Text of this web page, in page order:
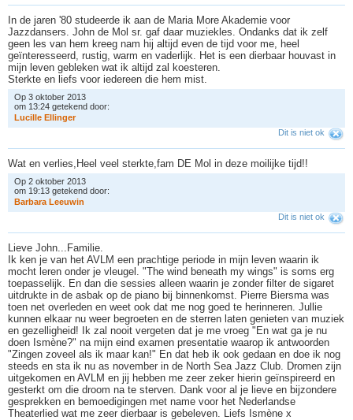
In de jaren '80 studeerde ik aan de Maria More Akademie voor
Jazzdansers. John de Mol sr. gaf daar muziekles. Ondanks dat ik zelf
geen les van hem kreeg nam hij altijd even de tijd voor me, heel
geïnteresseerd, rustig, warm en vaderlijk. Het is een dierbaar houvast in
mijn leven gebleken wat ik altijd zal koesteren.
Sterkte en liefs voor iedereen die hem mist.
Op 3 oktober 2013
om 13:24 getekend door:
Lucille Ellinger
Dit is niet ok
Wat en verlies,Heel veel sterkte,fam DE Mol in deze moilijke tijd!!
Op 2 oktober 2013
om 19:13 getekend door:
Barbara Leeuwin
Dit is niet ok
Lieve John...Familie.
Ik ken je van het AVLM een prachtige periode in mijn leven waarin ik
mocht leren onder je vleugel. "The wind beneath my wings" is soms erg
toepasselijk. En dan die sessies alleen waarin je zonder filter de sigaret
uitdrukte in de asbak op de piano bij binnenkomst. Pierre Biersma was
toen net overleden en weet ook dat me nog goed te herinneren. Jullie
kunnen elkaar nu weer begroeten en de sterren laten genieten van muziek
en gezelligheid! Ik zal nooit vergeten dat je me vroeg "En wat ga je nu
doen Ismène?" na mijn eind examen presentatie waarop ik antwoorden
"Zingen zoveel als ik maar kan!" En dat heb ik ook gedaan en doe ik nog
steeds en sta ik nu as november in de North Sea Jazz Club. Dromen zijn
uitgekomen en AVLM en jij hebben me zeer zeker hierin geïnspireerd en
gesterkt om die droom na te sterven. Dank voor al je lieve en bijzondere
gesprekken en bemoedigingen met name voor het Nederlandse
Theaterlied wat me zeer dierbaar is gebeleven. Liefs Ismène x